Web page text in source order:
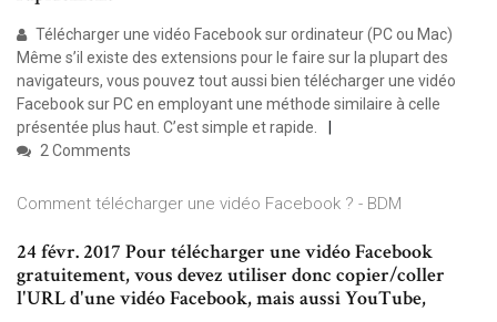
Télécharger une vidéo Facebook sur ordinateur (PC ou Mac)
Même s’il existe des extensions pour le faire sur la plupart des
navigateurs, vous pouvez tout aussi bien télécharger une vidéo
Facebook sur PC en employant une méthode similaire à celle
présentée plus haut. C’est simple et rapide.
2 Comments
Comment télécharger une vidéo Facebook ? - BDM
24 févr. 2017 Pour télécharger une vidéo Facebook
gratuitement, vous devez utiliser donc copier/coller
l'URL d'une vidéo Facebook, mais aussi YouTube,